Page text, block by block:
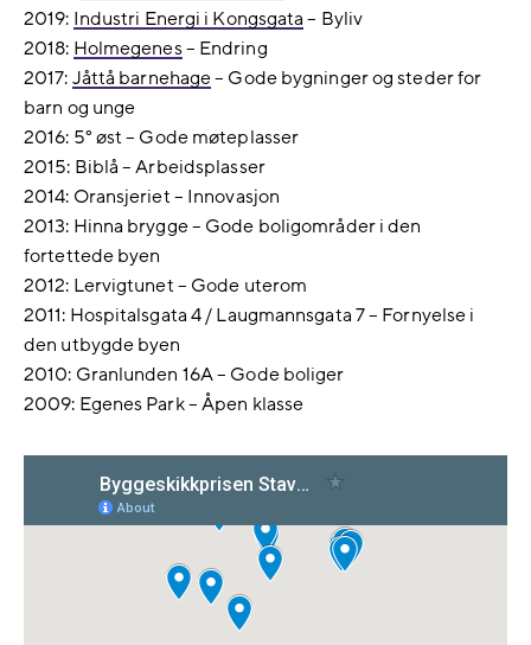
2019: Industri Energi i Kongsgata – Byliv
2018: Holmegenes– Endring
2017: Jåttå barnehage– Gode bygninger og steder for
barn og unge
2016: 5° øst – Gode møteplasser
2015: Biblå – Arbeidsplasser
2014: Oransjeriet – Innovasjon
2013: Hinna brygge – Gode boligområder i den
fortettede byen
2012: Lervigtunet – Gode uterom
2011: Hospitalsgata 4 / Laugmannsgata 7 – Fornyelse i
den utbygde byen
2010: Granlunden 16A – Gode boliger
2009: Egenes Park – Åpen klasse